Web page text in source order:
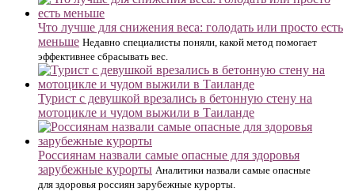
Что лучше для снижения веса: голодать или просто есть
меньше Недавно специалисты поняли, какой метод помогает
эффективнее сбрасывать вес.
Турист с девушкой врезались в бетонную стену на
мотоцикле и чудом выжили в Таиланде
Россиянам назвали самые опасные для здоровья
зарубежные курорты Аналитики назвали самые опасные
для здоровья россиян зарубежные курорты.